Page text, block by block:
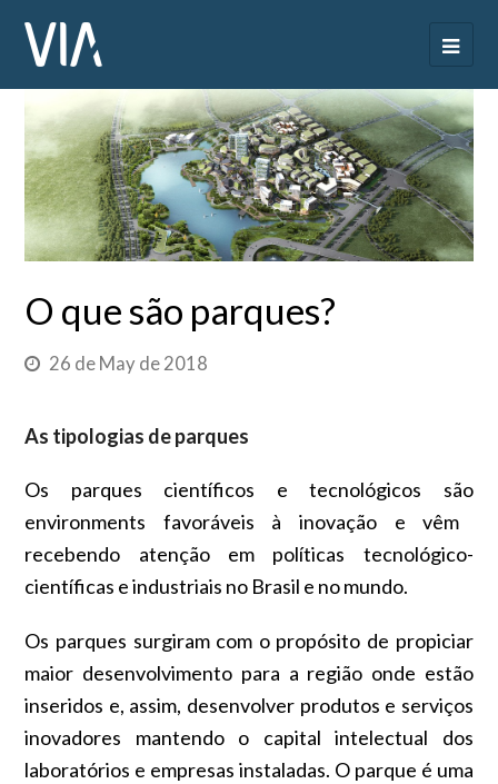
O que são parques?
26 de May de 2018
As tipologias de parques
Os parques científicos e tecnológicos são
environments favoráveis à inovação e vêm
recebendo atenção em
políticas tecnológico-
científicas e industriais no Brasil e no mundo.
Os parques surgiram com o propósito de propiciar
maior desenvolvimento para a região onde estão
inseridos e, assim, desenvolver produtos e serviços
inovadores mantendo o capital intelectual dos
laboratórios e empresas instaladas. O parque é uma